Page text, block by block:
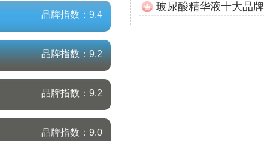
品牌指数： 9.4
品牌指数：9.2
品牌指数： 9.2
品牌指数： 9.0
玻尿酸精华液十大品牌